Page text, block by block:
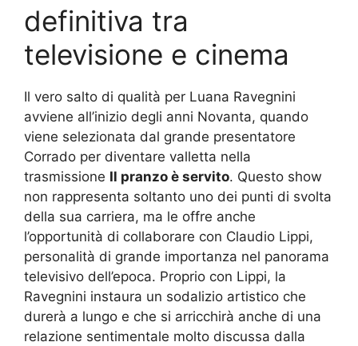
definitiva tra
televisione e cinema
Il vero salto di qualità per Luana Ravegnini
avviene all’inizio degli anni Novanta, quando
viene selezionata dal grande presentatore
Corrado per diventare valletta nella
trasmissione Il pranzo è servito. Questo show
non rappresenta soltanto uno dei punti di svolta
della sua carriera, ma le offre anche
l’opportunità di collaborare con Claudio Lippi,
personalità di grande importanza nel panorama
televisivo dell’epoca. Proprio con Lippi, la
Ravegnini instaura un sodalizio artistico che
durerà a lungo e che si arricchirà anche di una
relazione sentimentale molto discussa dalla